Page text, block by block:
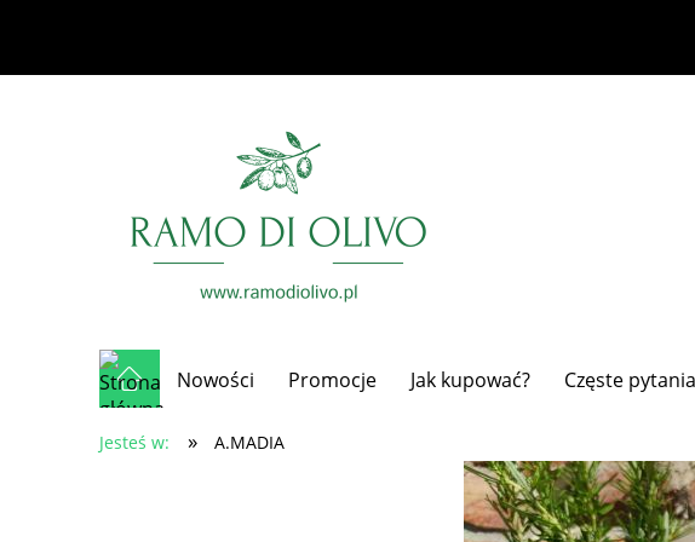
Nowości Promocje Jak kupować? Częste pytania
Jesteś w: » A.MADIA